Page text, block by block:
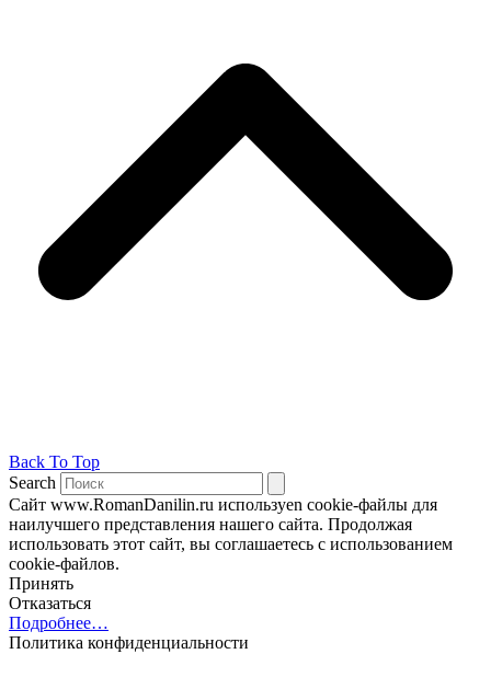
Back To Top
Search
Сайт www.RomanDanilin.ru используеn cookie-файлы для
наилучшего представления нашего сайта. Продолжая
использовать этот сайт, вы соглашаетесь с использованием
cookie-файлов.
Принять
Отказаться
Подробнее…
Политика конфиденциальности